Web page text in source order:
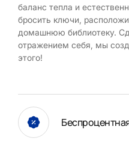
баланс тепла и
бросить ключи,
домашнюю библиотеку.
отражением себя, мы
этого!